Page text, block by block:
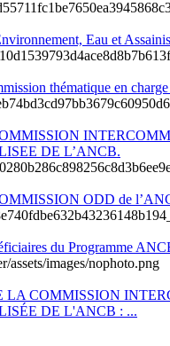
Eau et
thématique en
DE L’ANCB.
ODD de
du Programme
LA COMMISSION
DE L'ANCB : ...